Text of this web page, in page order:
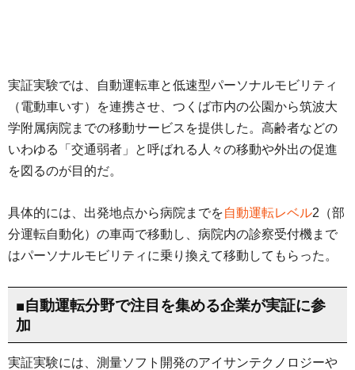
実証実験では、自動運転車と低速型パーソナルモビリティ
（電動車いす）を連携させ、つくば市内の公園から筑波大
学附属病院までの移動サービスを提供した。高齢者などの
いわゆる「交通弱者」と呼ばれる人々の移動や外出の促進
を図るのが目的だ。
具体的には、出発地点から病院までを自動運転レベル2（部
分運転自動化）の車両で移動し、病院内の診察受付機まで
はパーソナルモビリティに乗り換えて移動してもらった。
■自動運転分野で注目を集める企業が実証に参
加
実証実験には、測量ソフト開発のアイサンテクノロジーや